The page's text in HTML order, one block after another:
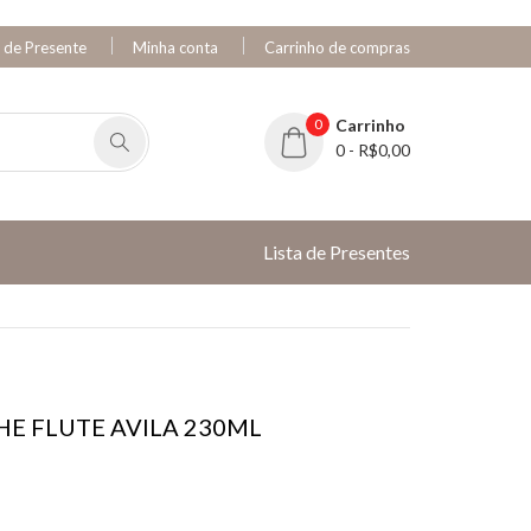
de Presente Minha conta Carrinho de compras
0
Carrinho
0 - R$0,00
Lista de Presentes
FLUTE AVILA 230ML